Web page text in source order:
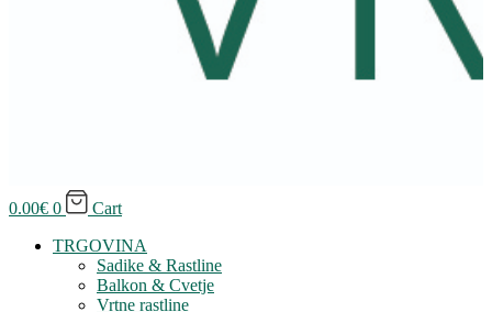
0.00€ 0
Cart
TRGOVINA
Sadike & Rastline
Balkon & Cvetje
Vrtne rastline